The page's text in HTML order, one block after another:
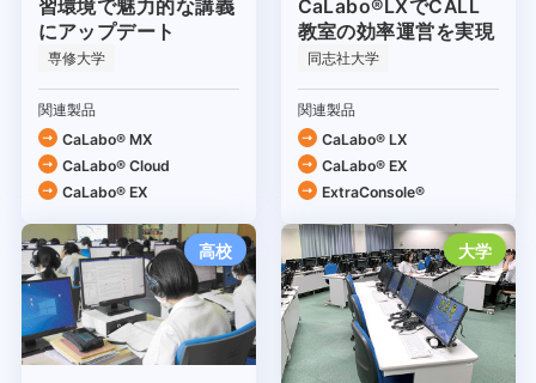
習環境で魅力的な講義
にアップデート
専修大学
関連製品
CaLabo® MX
CaLabo®︎ Cloud
CaLabo® EX
CaLabo®LXでCALL
教室の効率運営を実現
同志社大学
関連製品
CaLabo® LX
CaLabo® EX
ExtraConsole®
高校 大学